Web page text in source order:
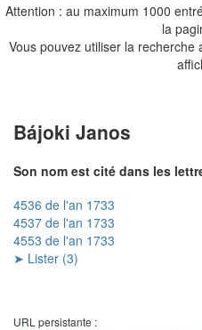
Attention : au maximum 1000
la
Vous pouvez utiliser la
Bájoki Janos
Son nom est cité dans les
4536 de l'an 1733
4537 de l'an 1733
4553 de l'an 1733
➤ Lister (3)
URL persistante :